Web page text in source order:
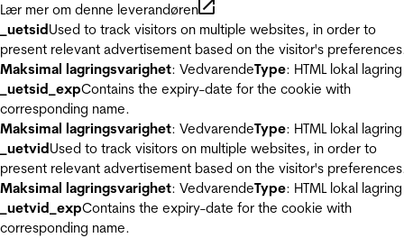
Lær mer om denne leverandøren
_uetsidUsed to track visitors on multiple websites, in order to
present relevant advertisement based on the visitor's
Maksimal lagringsvarighet: VedvarendeType: HTML lokal lagring
_uetsid_expContains the expiry-date for the cookie with
corresponding name.
Maksimal lagringsvarighet: VedvarendeType: HTML lokal lagring
_uetvidUsed to track visitors on multiple websites, in order to
present relevant advertisement based on the visitor's
Maksimal lagringsvarighet: VedvarendeType: HTML lokal lagring
_uetvid_expContains the expiry-date for the cookie with
corresponding name.